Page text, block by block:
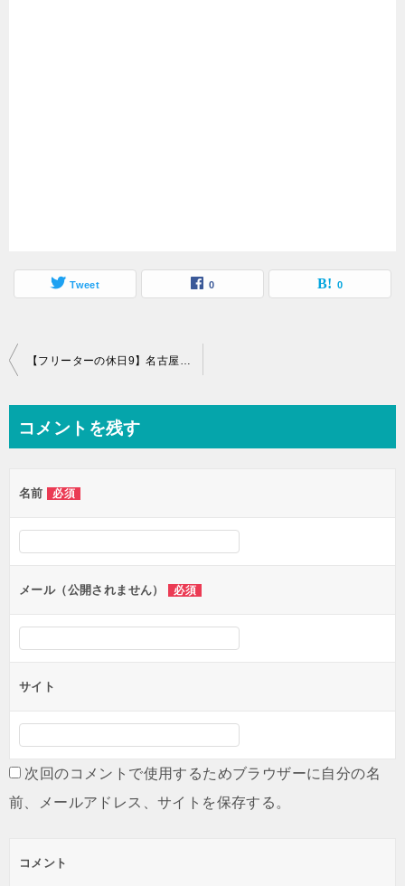
Tweet 0 0
投
ビ
ー
シ
ン
【フリーターの休日9】名古屋から四日市港ポートビルに行ってきた
コメントを残す
名前 必須
メール（公開されません） 必須
サイト
次回のコメントで使用するためブラウザーに自分の名
前、メールアドレス、サイトを保存する。
コメント